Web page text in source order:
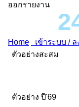
ออกรายงาน